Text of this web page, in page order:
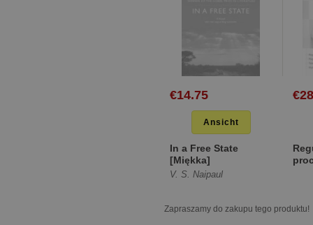
€14.75
Ansicht
In a Free State
[Miękka]
V. S. Naipaul
Zapraszamy do zakupu tego produktu!